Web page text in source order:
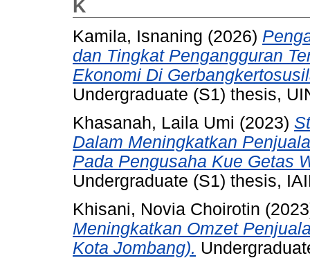
K
Kamila, Isnaning (2026)
dan Tingkat Pengangguran
Ekonomi Di
Undergraduate (S1) thesis,
Khasanah, Laila Umi (2023)
Dalam Meningkatkan
Pada Pengusaha Kue Getas
Undergraduate (S1) thesis,
Khisani, Novia Choirotin
Meningkatkan Omzet
Kota Jombang).